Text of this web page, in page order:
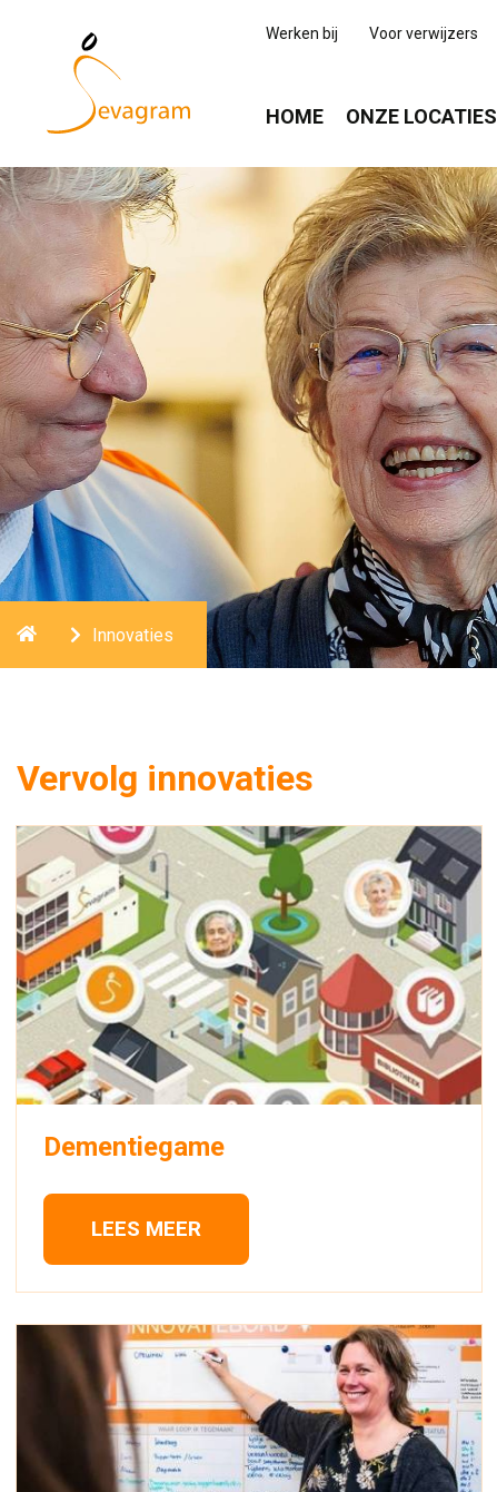
Werken bij Voor verwijzers
HOME ONZE LOCATIES
Home Innovaties
Vervolg innovaties
Dementiegame
LEES MEER